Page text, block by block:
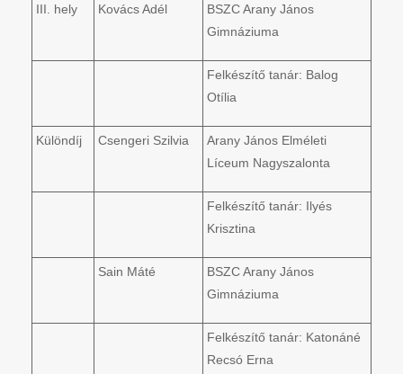
III. hely Kovács Adél
BSZC Arany János
Gimnáziuma
Felkészítő tanár: Balog
Otília
Különdíj Csengeri Szilvia
Arany János Elméleti
Líceum Nagyszalonta
Felkészítő tanár: Ilyés
Krisztina
Sain Máté
BSZC Arany János
Gimnáziuma
Felkészítő tanár: Katonáné
Recsó Erna